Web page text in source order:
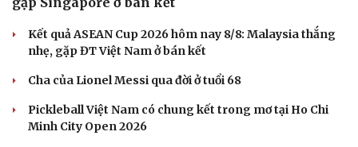
Kết quả ASEAN Cup 2026 hôm nay 8/8: Malaysia thắng
nhẹ, gặp ĐT Việt Nam ở bán kết
Cha của Lionel Messi qua đời ở tuổi 68
Pickleball Việt Nam có chung kết trong mơ tại Ho Chi
Minh City Open 2026